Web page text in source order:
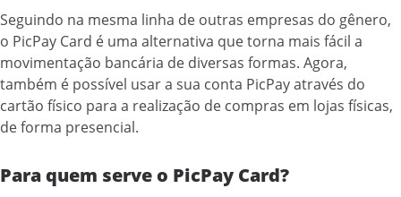
Seguindo na mesma linha de outras empresas do gênero,
o PicPay Card é uma alternativa que torna mais fácil a
movimentação bancária de diversas formas. Agora,
também é possível usar a sua conta PicPay através do
cartão físico para a realização de compras em lojas físicas,
de forma presencial.
Para quem serve o PicPay Card?